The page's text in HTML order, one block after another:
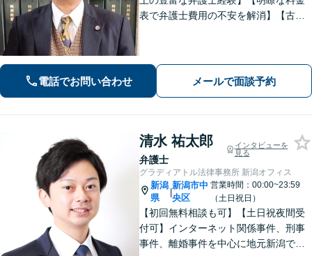
表で弁護士費用の不安を解消】【古町
電話でお問い合わせ メールで面談予約
清水 祐太郎
弁護士
インタビューを
見る
グラディアトル法律事務所 新潟オフィス
新潟
県
|
新潟市中
央区
営業時間：00:00~23:59
（土日祝日）
【初回無料相談も可】【土日祝夜間受
付可】インターネット関係事件、刑事
事件、離婚事件を中心に地元新潟で弁